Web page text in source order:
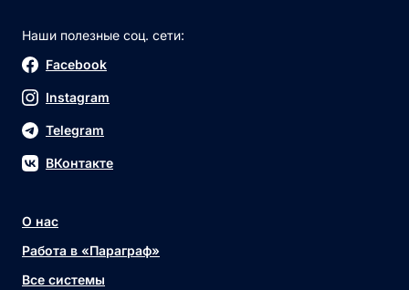
Наши полезные соц. сети:
Facebook
Instagram
Telegram
ВКонтакте
О нас
Работа в «Параграф»
Все системы